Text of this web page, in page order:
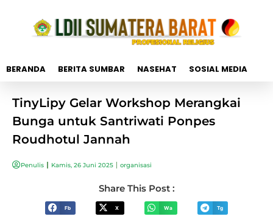
BERANDA BERITA SUMBAR NASEHAT SOSIAL MEDIA
TinyLipy Gelar Workshop Merangkai
Bunga untuk Santriwati Ponpes
Roudhotul Jannah
Penulis Kamis, 26 Juni 2025 organisasi
Share This Post :
Fb X Wa Tg